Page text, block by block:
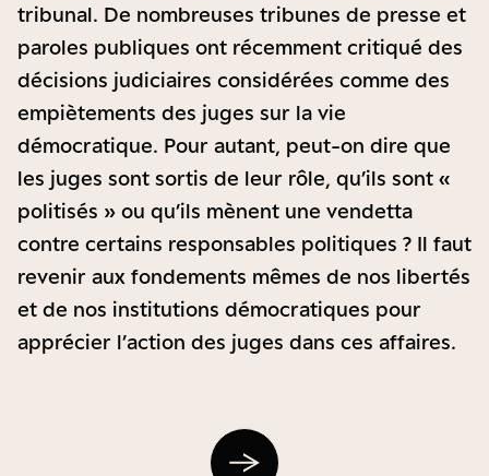
tribunal. De nombreuses tribunes de presse et
paroles publiques ont récemment critiqué des
décisions judiciaires considérées comme des
empiètements des juges sur la vie
démocratique. Pour autant, peut-on dire que
les juges sont sortis de leur rôle, qu’ils sont «
politisés » ou qu’ils mènent une vendetta
contre certains responsables politiques ? Il faut
revenir aux fondements mêmes de nos libertés
et de nos institutions démocratiques pour
apprécier l’action des juges dans ces affaires.